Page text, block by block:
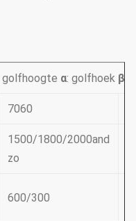
golfhoogte α: golfhoek β
7060
1500/1800/2000and
zo
600/300